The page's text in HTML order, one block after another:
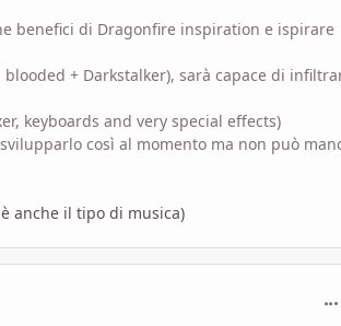
benefici di Dragonfire inspiration e ispirare
+ Darkstalker), sarà capace di
keyboards and very special effects)
così al momento ma non può
anche il tipo di musica)